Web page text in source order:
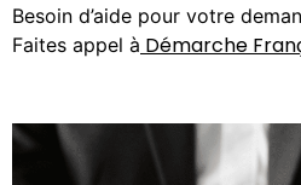
Besoin d’aide pour votre
Faites appel à Démarche